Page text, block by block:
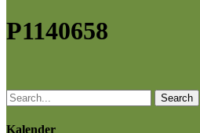
P1140658
Search
Kalender